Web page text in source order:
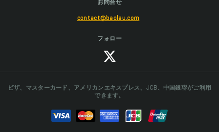
お問合せ
contact@baolau.com
フォロー
ビザ、マスターカード、アメリカンエキスプレス、JCB、中国銀聯がご利用
できます。